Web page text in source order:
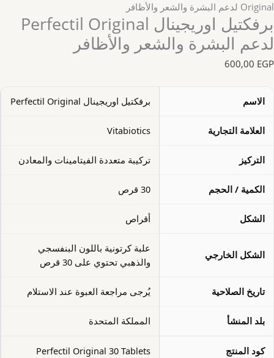
Original لدعم البشرة والشعر والأظافر
برفكتيل اوريجينال Perfectil Original
لدعم البشرة والشعر والأظافر
600,00 EGP
الاسم برفكتيل اوريجينال Perfectil Original
العلامة التجارية Vitabiotics
التركيز تركيبة متعددة الفيتامينات والمعادن
الكمية / الحجم 30 قرص
الشكل أقراص
الشكل الخارجي
علبة كرتونية باللون البنفسجي
والذهبي تحتوي على 30 قرص
تاريخ الصلاحية يُرجى مراجعة العبوة عند الاستلام
بلد المنشأ المملكة المتحدة
كود المنتج Perfectil Original 30 Tablets